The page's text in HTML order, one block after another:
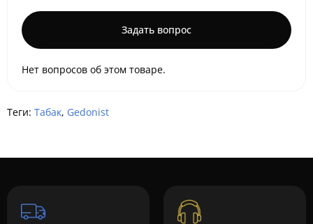
Задать вопрос
Нет вопросов об этом товаре.
Теги: Табак, Gedonist